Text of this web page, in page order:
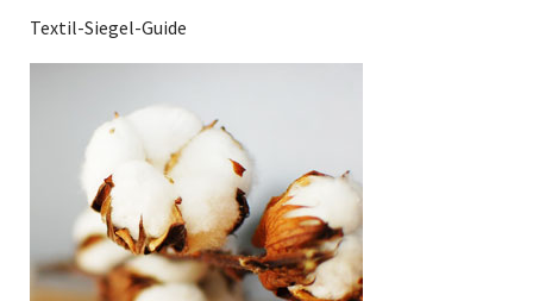
Textil-Siegel-Guide